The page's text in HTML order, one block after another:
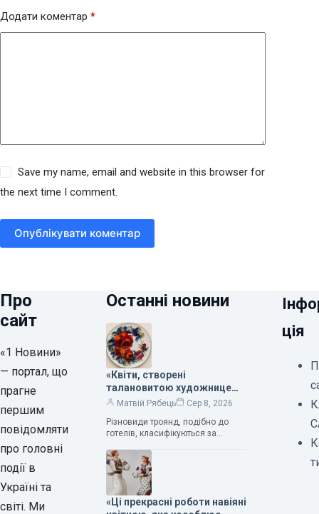
Додати коментар *
Save my name, email and website in this browser for
the next time I comment.
Опублікувати коментар
Про
сайт
«1 Новини»
— портал, що
прагне
першим
повідомляти
про головні
події в
Україні та
світі. Ми
Останні новини
«Квіти, створені
талановитою художницею
Валентиною Трегубовою,
— колекціонерка Людмила
Карпінська-Романюк
Матвій Рябець
Сер 8, 2026
Різновиди троянд, подібно до
готелів, класифікуються за
класифікації квітів їх лише чотири.
Критерії оцінки включають
розмір…
«Ці прекрасні роботи навіяні
ція